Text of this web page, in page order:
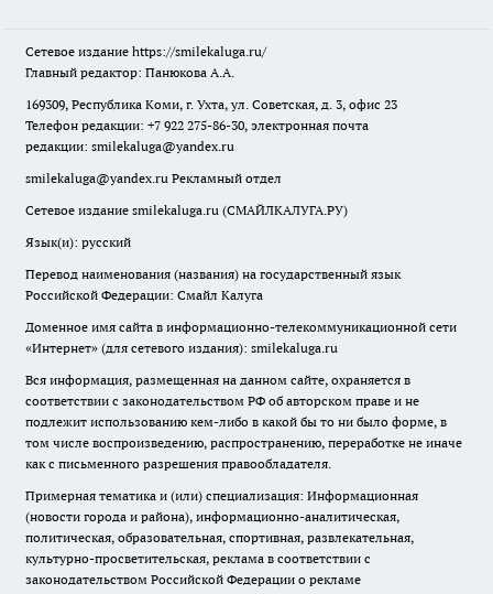
Сетевое издание https://smilekaluga.ru/
Главный редактор: Панюкова А.А.
169309, Республика Коми, г. Ухта, ул. Советская, д. 3, офис 23
Телефон редакции: +7 922 275-86-30, электронная почта
редакции: smilekaluga@yandex.ru
smilekaluga@yandex.ru Рекламный отдел
Сетевое издание smilekaluga.ru (СМАЙЛКАЛУГА.РУ)
Язык(и): русский
Перевод наименования (названия) на государственный язык
Российской Федерации: Смайл Калуга
Доменное имя сайта в информационно-телекоммуникационной сети
«Интернет» (для сетевого издания): smilekaluga.ru
Вся информация, размещенная на данном сайте, охраняется в
соответствии с законодательством РФ об авторском праве и не
подлежит использованию кем-либо в какой бы то ни было форме, в
том числе воспроизведению, распространению, переработке не иначе
как с письменного разрешения правообладателя.
Примерная тематика и (или) специализация: Информационная
(новости города и района), информационно-аналитическая,
политическая, образовательная, спортивная, развлекательная,
культурно-просветительская, реклама в соответствии с
законодательством Российской Федерации о рекламе